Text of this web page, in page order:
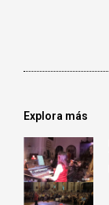
Explora más